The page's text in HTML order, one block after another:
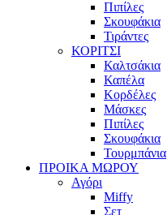
Πιπίλες
Σκουφάκια
Τιράντες
ΚΟΡΙΤΣΙ
Καλτσάκια
Καπέλα
Κορδέλες
Μάσκες
Πιπίλες
Σκουφάκια
Τουρμπάνια
ΠΡΟΙΚΑ ΜΩΡΟΥ
Αγόρι
Miffy
Σετ